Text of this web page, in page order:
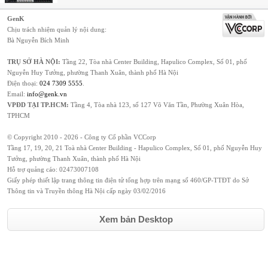
GenK
Chịu trách nhiệm quản lý nội dung:
Bà Nguyễn Bích Minh
TRỤ SỞ HÀ NỘI: Tầng 22, Tòa nhà Center Building, Hapulico Complex, Số 01, phố
Nguyễn Huy Tưởng, phường Thanh Xuân, thành phố Hà Nội
Điện thoại: 024 7309 5555
Email: info@genk.vn
VPĐD TẠI TP.HCM: Tầng 4, Tòa nhà 123, số 127 Võ Văn Tần, Phường Xuân Hòa,
TPHCM
© Copyright 2010 - 2026 - Công ty Cổ phần VCCorp
Tầng 17, 19, 20, 21 Toà nhà Center Building - Hapulico Complex, Số 01, phố Nguyễn Huy
Tưởng, phường Thanh Xuân, thành phố Hà Nội
Hỗ trợ quảng cáo: 02473007108
Giấy phép thiết lập trang thông tin điện tử tổng hợp trên mạng số 460/GP-TTĐT do Sở
Thông tin và Truyền thông Hà Nội cấp ngày 03/02/2016
Xem bản Desktop